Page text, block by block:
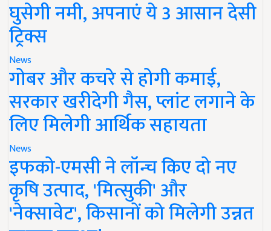
घुसेगी नमी, अपनाएं ये 3 आसान देसी
ट्रिक्स
News
गोबर और कचरे से होगी कमाई,
सरकार खरीदेगी गैस, प्लांट लगाने के
लिए मिलेगी आर्थिक सहायता
News
इफको-एमसी ने लॉन्च किए दो नए
कृषि उत्पाद, 'मित्सुकी' और
'नेक्सावेट', किसानों को मिलेगी उन्नत